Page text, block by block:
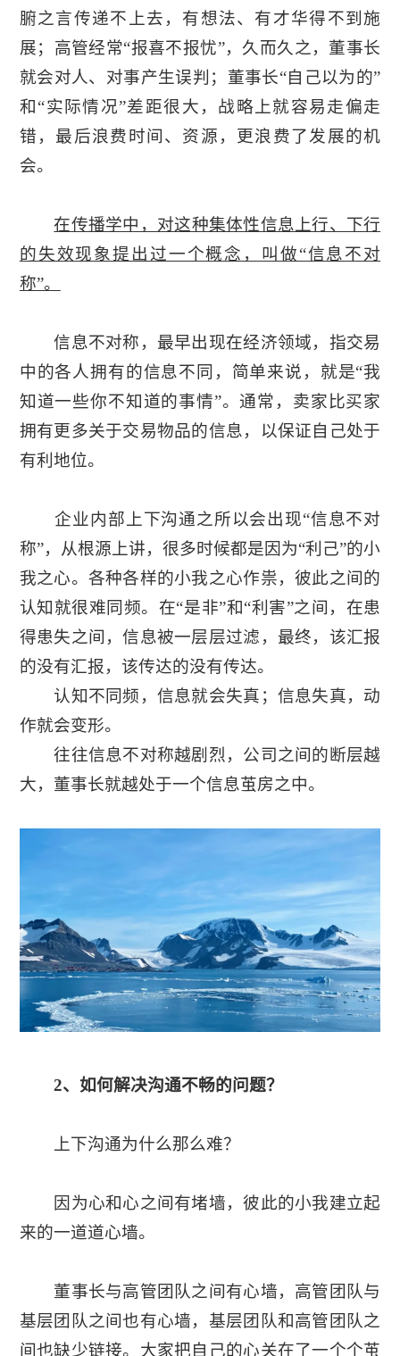
腑之言传递不上去，有想法、有才华得不到施
展；高管经常“报喜不报忧”，久而久之，董事长
就会对人、对事产生误判；董事长“自己以为的”
和“实际情况”差距很大，战略上就容易走偏走
错，最后浪费时间、资源，更浪费了发展的机
会。
在传播学中，对这种集体性信息上行、下行
的失效现象提出过一个概念，叫做“信息不对
称”。
信息不对称，最早出现在经济领域，指交易
中的各人拥有的信息不同，简单来说，就是“我
知道一些你不知道的事情”。通常，卖家比买家
拥有更多关于交易物品的信息，以保证自己处于
有利地位。
企业内部上下沟通之所以会出现“信息不对
称”，从根源上讲，很多时候都是因为“利己”的小
我之心。各种各样的小我之心作祟，彼此之间的
认知就很难同频。在“是非”和“利害”之间，在患
得患失之间，信息被一层层过滤，最终，该汇报
的没有汇报，该传达的没有传达。
认知不同频，信息就会失真；信息失真，动
作就会变形。
往往信息不对称越剧烈，公司之间的断层越
大，董事长就越处于一个信息茧房之中。
2、如何解决沟通不畅的问题？
上下沟通为什么那么难？
因为心和心之间有堵墙，彼此的小我建立起
来的一道道心墙。
董事长与高管团队之间有心墙，高管团队与
基层团队之间也有心墙，基层团队和高管团队之
间也缺少链接。大家把自己的心关在了一个个茧